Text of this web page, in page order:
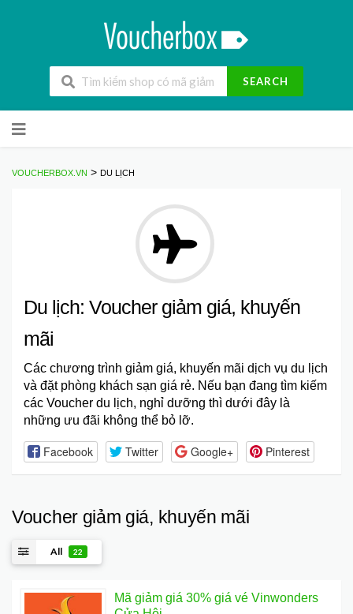
SEARCH
to
VOUCHERBOX.VN > DU LỊCH
Du lịch: Voucher giảm giá, khuyến
mãi
Các chương trình giảm giá, khuyến mãi dịch vụ du lịch
và đặt phòng khách sạn giá rẻ. Nếu bạn đang tìm kiếm
các Voucher du lịch, nghỉ dưỡng thì dưới đây là
những ưu đãi không thể bỏ lỡ.
Facebook Twitter Google+ Pinterest
Voucher giảm giá, khuyến mãi
All 22
Mã giảm giá 30% giá vé Vinwonders